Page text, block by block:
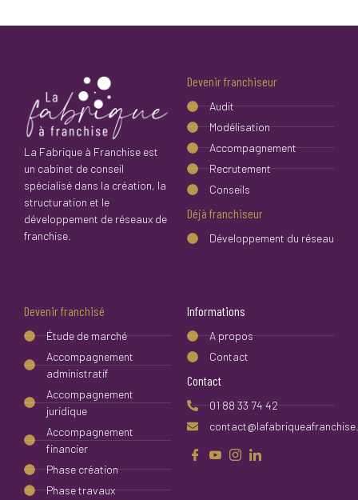
La Fabrique à Franchise est
un cabinet de conseil
spécialisé dans la création, la
structuration et le
développement de réseaux de
franchise.
Devenir franchiseur
Audit
Modélisation
Accompagnement
Recrutement
Conseils
Déjà franchiseur
Développement du réseau
Devenir franchisé
Étude de marché
Accompagnement
administratif
Accompagnement
juridique
Accompagnement
financier
Phase création
Phase travaux
Informations
A propos
Contact
Contact
01 88 33 74 42